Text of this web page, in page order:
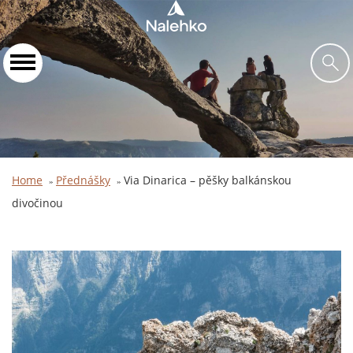
Home » Přednášky » Via Dinarica – pěšky balkánskou
divočinou